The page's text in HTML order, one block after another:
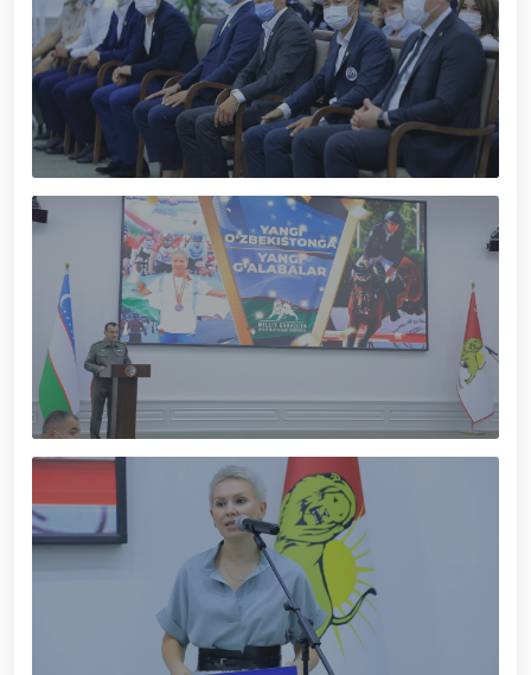
qo‘mondoni, general-polkovnik B.Tashmatov
poytaxtimizdagi manzilli ishlari davomida yoshlar
bilan uchrashib, ular bilan ochiq muloqot o‘tkazdi. //
Farg‘ona viloyatida jinoyat sodir etishga moyil
shaxslar yashash manzillarida tezkor tadbirlar
o‘tkazildi. // “8-mart – Xalqaro xotin qizlar kuni”
munosabati bilan Milliy gvardiya tizimida faoliyat
yuritib kyelayotgan ayollar uchun tantanali bayram
tadbiri tashkil etildi // Moliyaviy shaffoflik va
korrupsiyadan xoli muhitni ta’minlash bo‘yicha o‘quv
yig‘ini o‘tkazildi // Ajdodlar merosi – milliy gʻurur va
vatanparvarlik manbai // General-polkovnik
B.Tashmatov Toshkent “Temurbeklar maktabi”
harbiy akademik litseyi faoliyati bilan yaqindan
tanishdi. //Milliy gvardiya qo‘mondoni, general-
polkovnik B.Tashmatov Sirdaryo va Jizzax viloyatida
o'rganish ishlarini olib bordi // “Harbiy taʼlim tizimida
ilm-fan va pedagogik texnologiyalarni rivojlantirish
istiqbollari” mavzusida respublika harbiy ilmiy-
amaliy konferensiyasi tashkil etildi. //Milliy gvardiya
qo‘mondoni general-polkovnik B.Tashmatov ilk
manzilli ishlarini Yunusobod tumanida amalga
oshirdi. // Samarqand va Buxoro viloyatalarida
xavfsiz muhitni yaratish va jamoat xavfsizligini
ishonchli taʼminlash boʻyicha manzilli ishlar amalga
oshirildi. // Yoshlar siyosatiga oid ustuvor vazifalar
doimiy e’tiborda. // Milliy gvardiya qoʻmondoni
general-polkovnik B.Tashmatov Oʻzbekiston huquqni